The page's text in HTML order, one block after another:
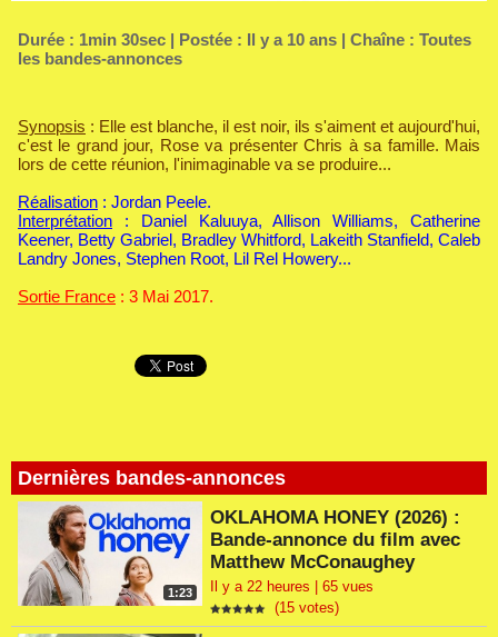
Dernières bandes-annonces
1:23
OKLAHOMA HONEY (2026) :
Bande-annonce du film avec
Matthew McConaughey
Il y a 22 heures | 65 vues
(15 votes)
Durée : 1min 30sec | Postée : Il y a 10 ans | Chaîne : Toutes
les bandes-annonces
Synopsis : Elle est blanche, il est noir, ils s'aiment et aujourd'hui,
c'est le grand jour, Rose va présenter Chris à sa famille. Mais
lors de cette réunion, l'inimaginable va se produire...
Réalisation : Jordan Peele.
Interprétation : Daniel Kaluuya, Allison Williams, Catherine
Keener, Betty Gabriel, Bradley Whitford, Lakeith Stanfield, Caleb
Landry Jones, Stephen Root, Lil Rel Howery...
Sortie France : 3 Mai 2017.